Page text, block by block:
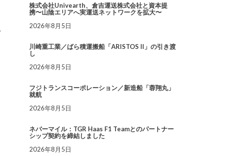
株式会社Univearth、倉吉運送株式会社と資本提
携〜山陰エリアへ実運送ネットワークを拡大〜
2026年8月5日
川崎重工業／ばら積運搬船「ARISTOS II」の引き渡
し
2026年8月5日
フジトランスコーポレーション／新造船「蓉翔丸」
就航
2026年8月5日
ネバーマイル：TGR Haas F1 Teamとのパートナー
シップ契約を締結しました
2026年8月5日